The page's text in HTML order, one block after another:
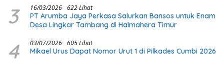
3 16/03/2026 622 Lihat
PT Arumba Jaya Perkasa Salurkan Bansos untuk Enam
Desa Lingkar Tambang di Halmahera Timur
4 03/07/2026 605 Lihat
Mikael Urus Dapat Nomor Urut 1 di Pilkades Cumbi 2026